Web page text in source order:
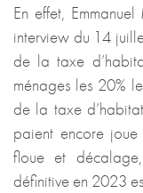
En effet,
interview du 14
de la taxe
ménages les 20%
de la taxe
paient encore joue
floue et
définitive en 2023